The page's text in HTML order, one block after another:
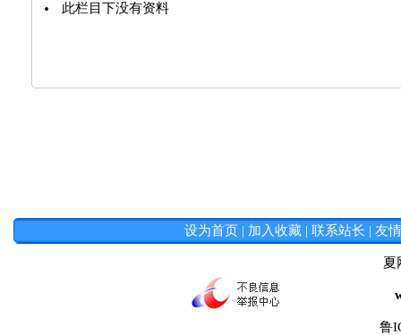
此栏目下没有资料
设为首页 | 加入收藏 | 联系站长 | 友
夏
鲁